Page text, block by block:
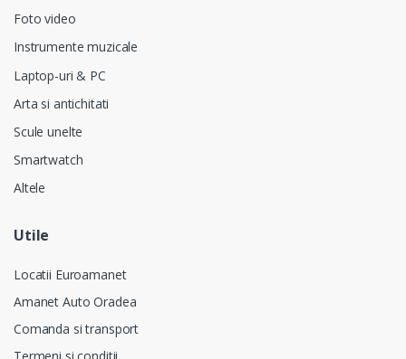
Foto video
Instrumente muzicale
Laptop-uri & PC
Arta si antichitati
Scule unelte
Smartwatch
Altele
Utile
Locatii Euroamanet
Amanet Auto Oradea
Comanda si transport